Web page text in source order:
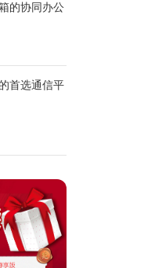
的协同办公
首选通信平